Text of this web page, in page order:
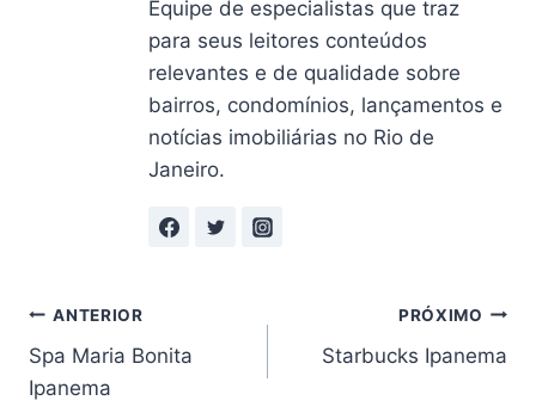
Equipe de especialistas que traz
para seus leitores conteúdos
relevantes e de qualidade sobre
bairros, condomínios, lançamentos e
notícias imobiliárias no Rio de
Janeiro.
Navegação
de
ANTERIOR
Spa Maria Bonita
Ipanema
PRÓXIMO
Starbucks Ipanema